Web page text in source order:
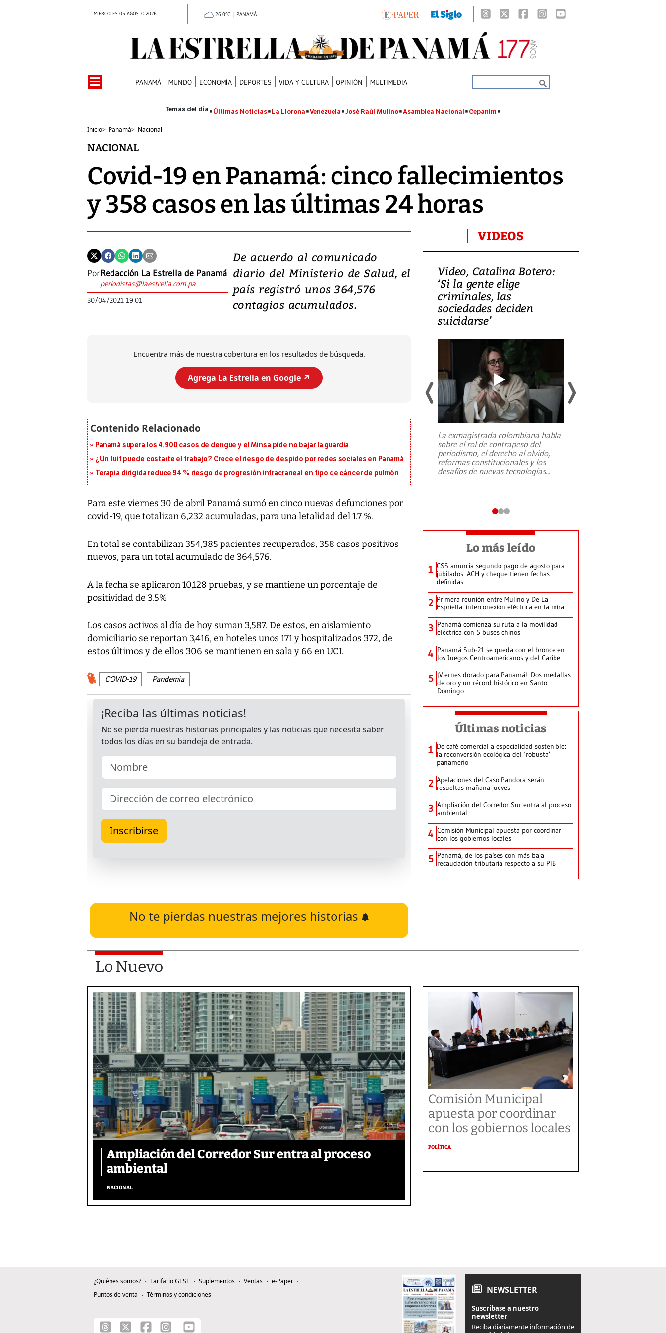
MIÉRCOLES 05 AGOSTO 2026 26.0°C | PANAMÁ
PANAMÁ MUNDO ECONOMÍA DEPORTES VIDA Y CULTURA OPINIÓN MULTIMEDIA
Últimas Noticias La Llorona Venezuela José Raúl Mulino Asamblea Nacional Cepanim
Inicio> Panamá> Nacional
NACIONAL
Covid-19 en Panamá: cinco fallecimientos
y 358 casos en las últimas 24 horas
PorRedacción La Estrella de Panamá
periodistas@laestrella.com.pa
30/04/2021 19:01
De acuerdo al comunicado
diario del Ministerio de Salud, el
país registró unos 364,576
contagios acumulados.
Encuentra más de nuestra cobertura en los resultados de búsqueda.
Agrega La Estrella en Google ↗️
Panamá supera los 4,900 casos de dengue y el Minsa pide no bajar la guardia
¿Un tuit puede costarte el trabajo? Crece el riesgo de despido por redes sociales en Panamá
Terapia dirigida reduce 94 % riesgo de progresión intracraneal en tipo de cáncer de pulmón
Para este viernes 30 de abril Panamá sumó en cinco nuevas defunciones por
covid-19, que totalizan 6,232 acumuladas, para una letalidad del 1.7 %.
En total se contabilizan 354,385 pacientes recuperados, 358 casos positivos
nuevos, para un total acumulado de 364,576.
A la fecha se aplicaron 10,128 pruebas, y se mantiene un porcentaje de
positividad de 3.5%
Los casos activos al día de hoy suman 3,587. De estos, en aislamiento
domiciliario se reportan 3,416, en hoteles unos 171 y hospitalizados 372, de
estos últimos y de ellos 306 se mantienen en sala y 66 en UCI.
COVID-19 Pandemia
No te pierdas nuestras mejores historias
VIDEOS
Video, Japón: Terremoto
deja heridos y graves
daños en Kumamoto
7,1 se registró este martes 28 de
emergencia de gran
Video, Catalina Botero:
‘Si la gente elige
criminales, las
sociedades deciden
suicidarse’
La exmagistrada colombiana habla
sobre el rol de contrapeso del
periodismo, el derecho al olvido,
reformas constitucionales y los
desafíos de nuevas tecnologías...
Lo más leído
1 CSS anuncia segundo pago de agosto para
jubilados: ACH y cheque tienen fechas
definidas
2 Primera reunión entre Mulino y De La
Espriella: interconexión eléctrica en la mira
3 Panamá comienza su ruta a la movilidad
eléctrica con 5 buses chinos
4 Panamá Sub-21 se queda con el bronce en
los Juegos Centroamericanos y del Caribe
5 ¡Viernes dorado para Panamá!: Dos medallas
de oro y un récord histórico en Santo
Domingo
Últimas noticias
1 De café comercial a especialidad sostenible:
la reconversión ecológica del ‘robusta’
panameño
2 Apelaciones del Caso Pandora serán
resueltas mañana jueves
3 Ampliación del Corredor Sur entra al proceso
ambiental
4 Comisión Municipal apuesta por coordinar
con los gobiernos locales
5 Panamá, de los países con más baja
recaudación tributaria respecto a su PIB
Lo Nuevo
Ampliación del Corredor Sur entra al proceso
ambiental
NACIONAL
Comisión Municipal
apuesta por coordinar
con los gobiernos locales
POLÍTICA
¿Quiénes somos? Tarifario GESE Suplementos Ventas
e-Paper
Puntos de venta
Términos y condiciones NEWSLETTER
Suscríbase a nuestro
newsletter
Reciba diariamente información de